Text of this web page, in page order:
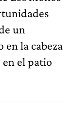
un
en la cabeza
el patio